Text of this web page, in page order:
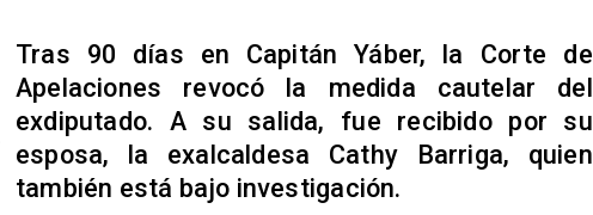
Tras 90 días en Capitán Yáber, la Corte de
Apelaciones revocó la medida cautelar del
exdiputado. A su salida, fue recibido por su
esposa, la exalcaldesa Cathy Barriga, quien
también está bajo investigación.